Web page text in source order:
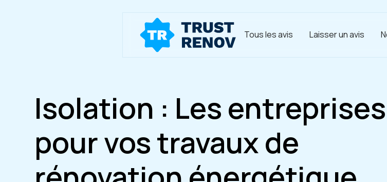
Tous les avis Laisser un avis
Isolation : Les entreprises
pour vos travaux de